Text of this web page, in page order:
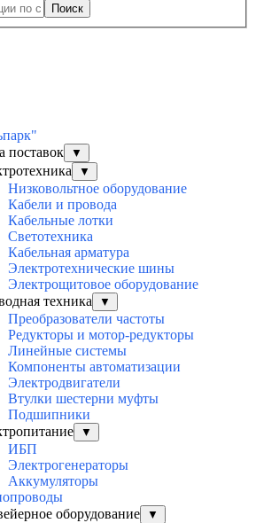
Поиск
поставок
▼
▼
Низковольтное оборудование
Кабели и провода
Кабельные лотки
Светотехника
Кабельная арматура
Электротехнические шины
Электрощитовое оборудование
техника
▼
Преобразователи частоты
Редукторы и мотор-редукторы
Линейные системы
Компоненты автоматизации
Электродвигатели
Втулки шестерни муфты
Подшипники
▼
ИБП
Электрогенераторы
Аккумуляторы
оборудование
▼